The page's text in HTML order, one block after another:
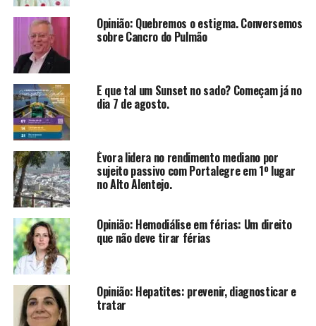
Opinião: Quebremos o estigma. Conversemos
sobre Cancro do Pulmão
E que tal um Sunset no sado? Começam já no
dia 7 de agosto.
Évora lidera no rendimento mediano por
sujeito passivo com Portalegre em 1º lugar
no Alto Alentejo.
Opinião: Hemodiálise em férias: Um direito
que não deve tirar férias
Opinião: Hepatites: prevenir, diagnosticar e
tratar